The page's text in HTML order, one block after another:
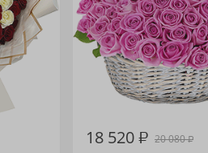
18 520₽ 20 080₽